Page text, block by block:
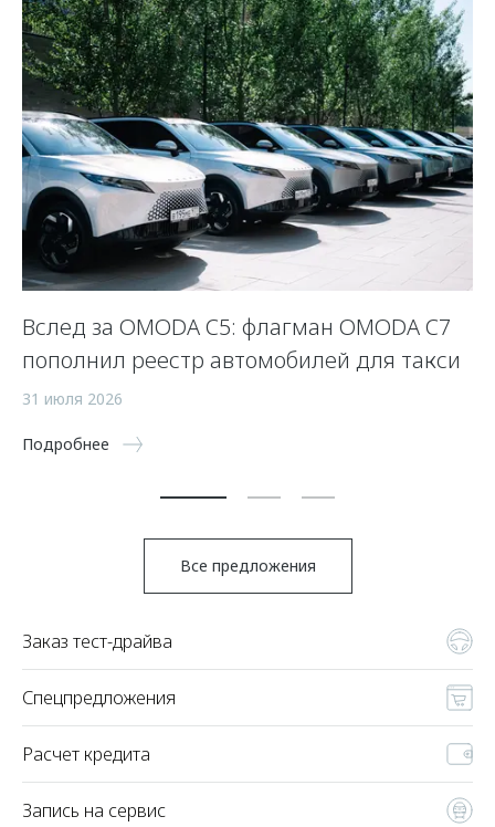
Вслед за OMODA C5: флагман OMODA C7
пополнил реестр автомобилей для такси
31 июля 2026
Подробнее
Все предложения
Заказ тест-драйва
Спецпредложения
Расчет кредита
Запись на сервис